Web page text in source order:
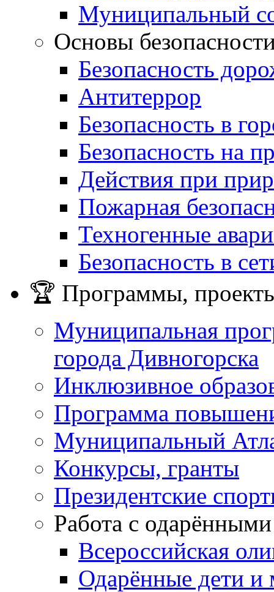
Муниципальный
Основы
Безопасность
Антитеррор
Безопасность в
Безопасность на
Действия при
Пожарная
Техногенные
Безопасность в
🏆 Программы,
Муниципальная
города Дивногорска
Инклюзивное
Программа
Муниципальный
Конкурсы, гранты
Президентские
Работа с
Всероссийская
Одарённые дети и